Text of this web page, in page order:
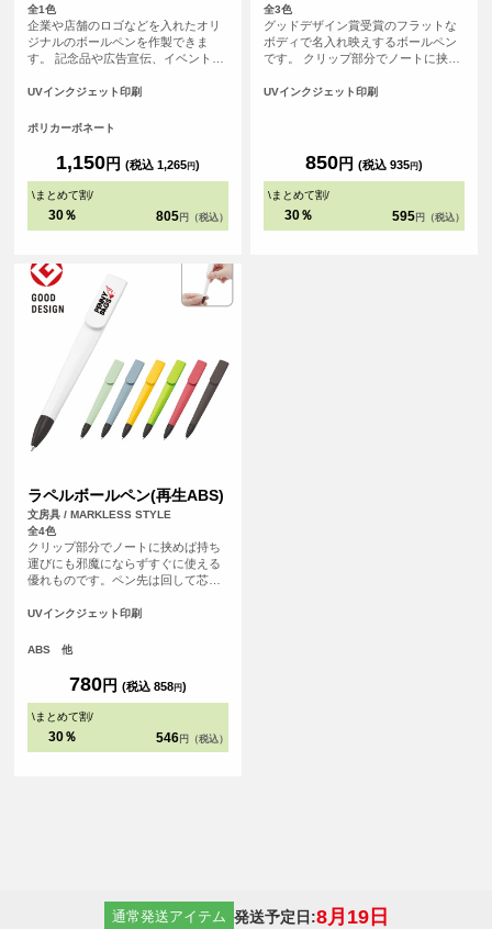
全1色
企業や店舗のロゴなどを入れたオリ
ジナルのボールペンを作製できま
す。 記念品や広告宣伝、イベントな
UVインクジェット印刷
ポリカーボネート
1,150円 (税込 1,265円)
\まとめて割/
30％ 805 円（税込）
全3色
グッドデザイン賞受賞のフラットな
ボディで名入れ映えするボールペン
です。 クリップ部分でノートに挟め
使える優れものです。 用途で使い分
るなど展開色が多いからこそ出来る
アレンジが魅力の一つです。
UVインクジェット印刷
850円 (税込 935円)
\まとめて割/
30％ 595 円（税込）
ラペルボールペン(再生ABS)
文房具 / MARKLESS STYLE
全4色
クリップ部分でノートに挟めば持ち
運びにも邪魔にならずすぐに使える
優れものです。ペン先は回して芯を
ボールペンの径は0.7mm。
UVインクジェット印刷
ABS 他
780円 (税込 858円)
\まとめて割/
30％ 546 円（税込）
通常発送アイテム 発送予定日:8月19日